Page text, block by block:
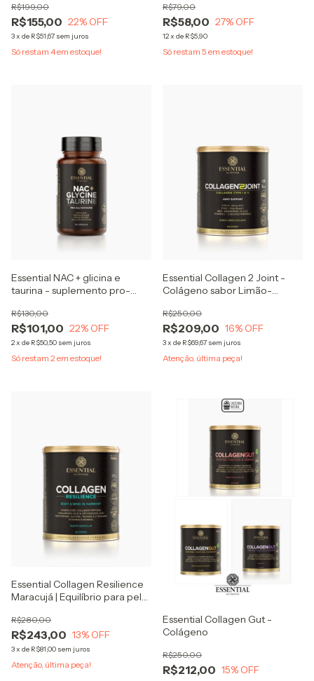
Nutrition
R$155,00
R$199,00
22% OFF
3x de R$51,67 sem juros
Só restam 4em estoque!
R$58,00
R$79,00
27% OFF
12x de R$5,90
Só restam 5 em estoque!
Essential NAC + glicina e
taurina - suplemento pro-
R$101,00
R$130,00
22% OFF
2x de R$50,50 sem juros
Só restam 2 em estoque!
Essential Collagen 2 Joint -
Colágeno sabor Limão-
R$209,00
R$250,00
16% OFF
3x de R$69,67 sem juros
Atenção, última peça!
Essential Collagen Resilience
Maracujá | Equilíbrio para pele
R$243,00
R$280,00
13% OFF
3x de R$81,00 sem juros
Atenção, última peça!
Essential Collagen Gut -
Colágeno
R$212,00
R$250,00
15% OFF